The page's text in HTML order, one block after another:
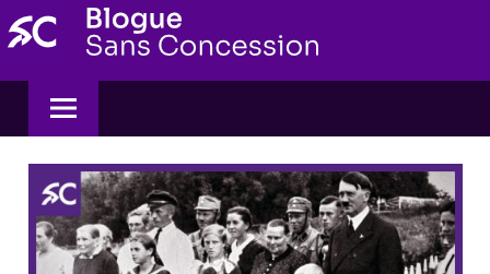
Skip
to
content